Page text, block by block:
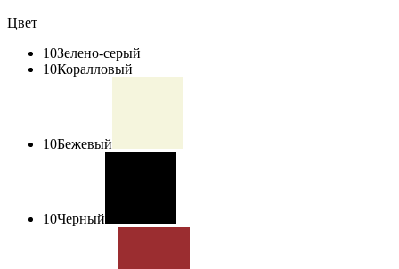
Цвет
10Зелено-серый
10Коралловый
10Бежевый
10Черный